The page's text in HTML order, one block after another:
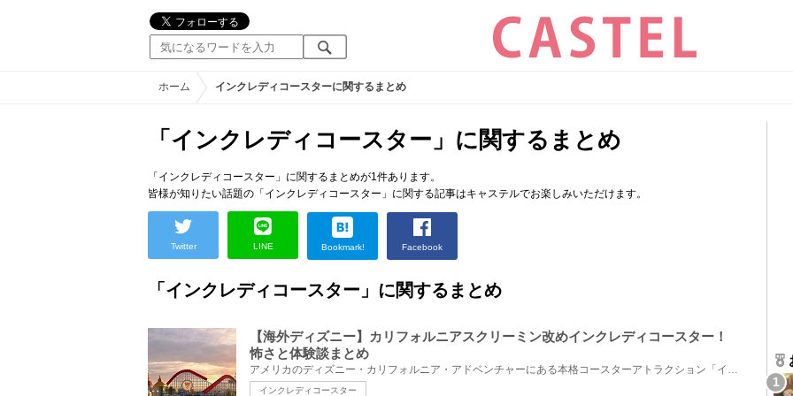
ホーム インクレディコースターに関するまとめ
「インクレディコースター」に関するまとめ
「インクレディコースター」に関するまとめが1件あります。
皆様が知りたい話題の「インクレディコースター」に関する記事はキャステルでお楽しみいただけます。
Twitter LINE Bookmark! Facebook
「インクレディコースター」に関するまとめ
【海外ディズニー】カリフォルニアスクリーミン改めインクレディコースター！
怖さと体験談まとめ
アメリカのディズニー・カリフォルニア・アドベンチャーにある本格コースターアトラクション「インクレ...
インクレディコースター